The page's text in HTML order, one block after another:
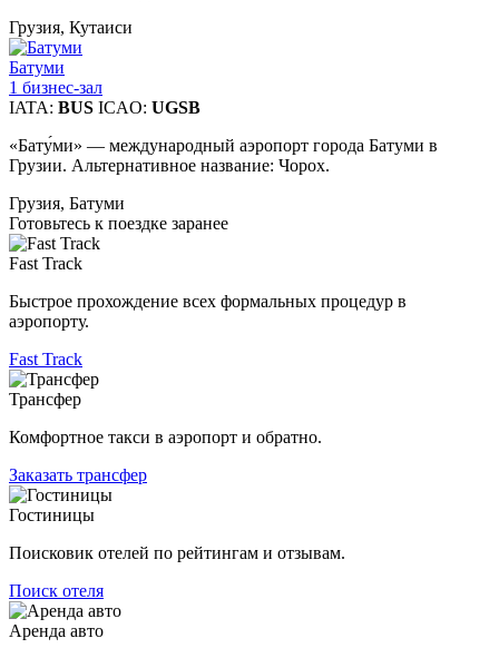
Грузия, Кутаиси
Батуми
1 бизнес-зал
IATA: BUS ICAO: UGSB
«Бату́ми» — международный аэропорт города Батуми в
Грузии. Альтернативное название: Чорох.
Грузия, Батуми
Готовьтесь к поездке заранее
Fast Track
Быстрое прохождение всех формальных процедур в
аэропорту.
Fast Track
Трансфер
Комфортное такси в аэропорт и обратно.
Заказать трансфер
Гостиницы
Поисковик отелей по рейтингам и отзывам.
Поиск отеля
Аренда авто